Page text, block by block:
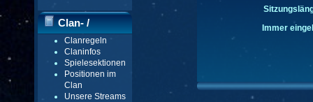
Clan- /
Gildenmenü
Clanregeln
Claninfos
Spielesektionen
Positionen im
Clan
Unsere Streams
Immer